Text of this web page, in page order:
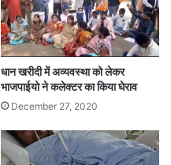
धान खरीदी में अव्यवस्था को लेकर
भाजपाईयो ने कलेक्टर का किया घेराव
December 27, 2020